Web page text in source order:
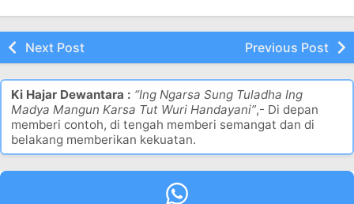
Next Post Previous Post
Ki Hajar Dewantara : “Ing Ngarsa Sung Tuladha Ing
Madya Mangun Karsa Tut Wuri Handayani”,- Di depan
memberi contoh, di tengah memberi semangat dan di
belakang memberikan kekuatan.